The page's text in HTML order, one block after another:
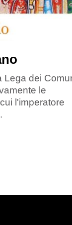
Lega dei
le
l'imperatore